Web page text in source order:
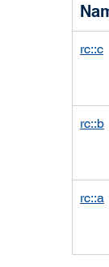
rc::c
rc::b
rc::a